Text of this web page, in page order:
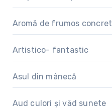
Aromă de frumos concret
Artistico- fantastic
Asul din mânecă
Aud culori și văd sunete